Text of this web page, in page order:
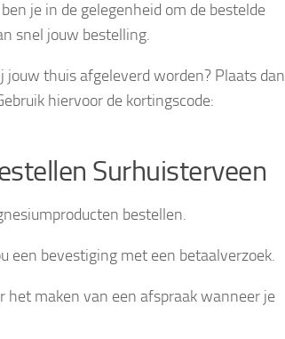
je in de gelegenheid om de bestelde
snel jouw bestelling.
thuis afgeleverd worden? Plaats dan
hiervoor de kortingscode:
Surhuisterveen
bestellen.
een bevestiging met een betaalverzoek.
het maken van een afspraak wanneer je